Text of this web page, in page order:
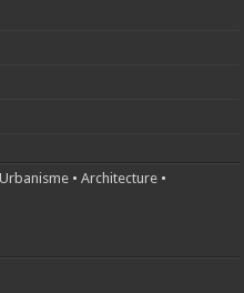
Urbanisme •Architecture •